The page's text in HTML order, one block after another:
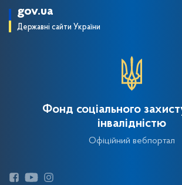
gov.ua
Державні сайти України
Фонд соціального
інвалідністю
Офіційний вебпортал